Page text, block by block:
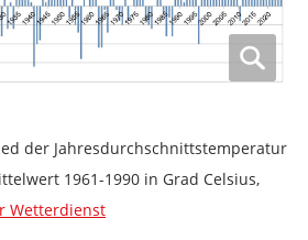
der Jahresdurchschnittstemperatur
1961-1990 in Grad Celsius,
Wetterdienst